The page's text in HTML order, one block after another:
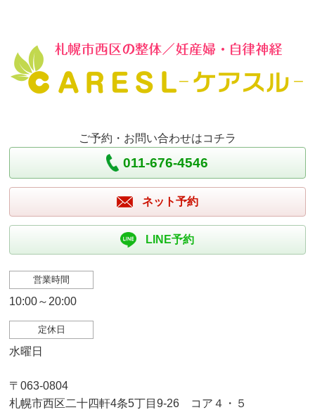
ご予約・お問い合わせはコチラ
011-676-4546
ネット予約
LINE予約
営業時間
10:00～20:00
定休日
水曜日
〒063-0804
札幌市西区二十四軒4条5丁目9-26 コア４・５